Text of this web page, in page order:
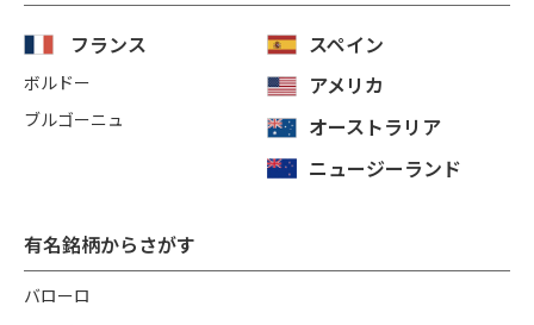
フランス
ボルドー
ブルゴーニュ
スペイン
アメリカ
オーストラリア
ニュージーランド
有名銘柄からさがす
バローロ